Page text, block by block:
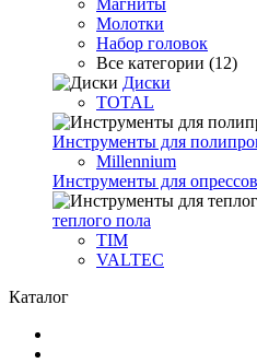
Магниты
Молотки
Набор головок
Все категории (12)
Диски
TOTAL
Инструменты для
Millennium
Инструменты для
теплого пола
TIM
VALTEC
Каталог